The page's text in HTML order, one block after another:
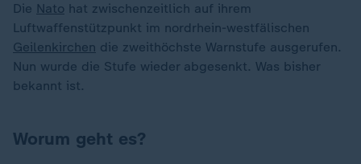
Die Nato hat zwischenzeitlich auf ihrem
Luftwaffenstützpunkt im nordrhein-westfälischen
Geilenkirchen die zweithöchste Warnstufe ausgerufen.
Nun wurde die Stufe wieder abgesenkt. Was bisher
bekannt ist.
Worum geht es?